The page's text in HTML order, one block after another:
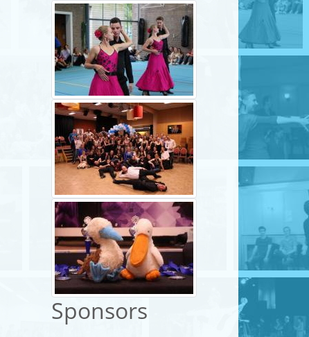
Sponsors